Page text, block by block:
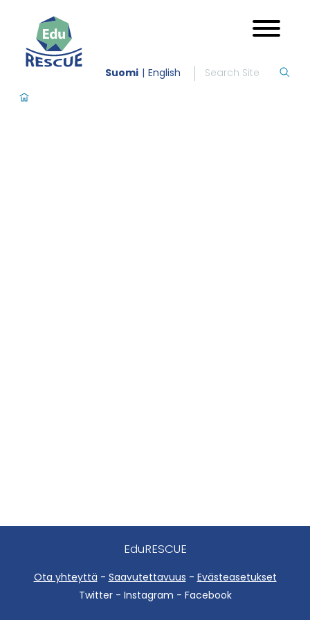
Suomi English
EduRESCUE
Ota yhteyttä - Saavutettavuus - Evästeasetukset
Twitter - Instagram - Facebook